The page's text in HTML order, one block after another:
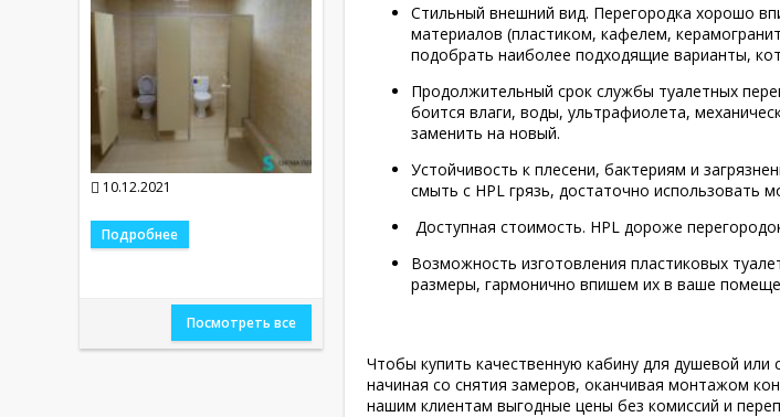
10.12.2021
Подробнее
Посмотреть все
Стильный внешний вид. Перегородка хорошо
материалов (пластиком, кафелем,
подобрать наиболее подходящие варианты,
Продолжительный срок службы туалетных
боится влаги, воды, ультрафиолета,
заменить на новый.
Устойчивость к плесени, бактериям и
смыть с HPL грязь, достаточно
Доступная стоимость. HPL дороже
Возможность изготовления пластиковых
размеры, гармонично впишем их в ваше
Чтобы купить качественную кабину для душевой
начиная со снятия замеров, оканчивая монтажом
нашим клиентам выгодные цены без комиссий и